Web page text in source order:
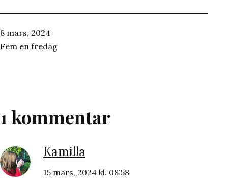
Publicerat
den
8 mars, 2024
Kategoriserat
Fem en fredag
1 kommentar
Kamilla
15 mars, 2024 kl. 08:58